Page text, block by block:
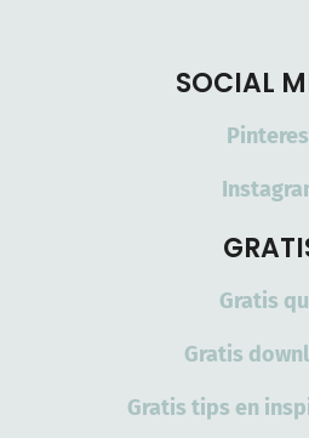
SOCIAL
Gratis
Gratis
Gratis tips en